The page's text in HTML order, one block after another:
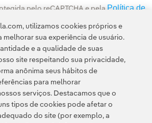
pelo reCAPTCHA e pela Política de
Política de Privacidade Informação legal
Política de cookies Configuração de cookies
utilizamos cookies próprios e
melhorar sua experiência de usuário.
e a qualidade de suas
site respeitando sua privacidade,
anônima seus hábitos de
para melhorar
serviços. Destacamos que o
tipos de cookies pode afetar o
do site (por exemplo, a